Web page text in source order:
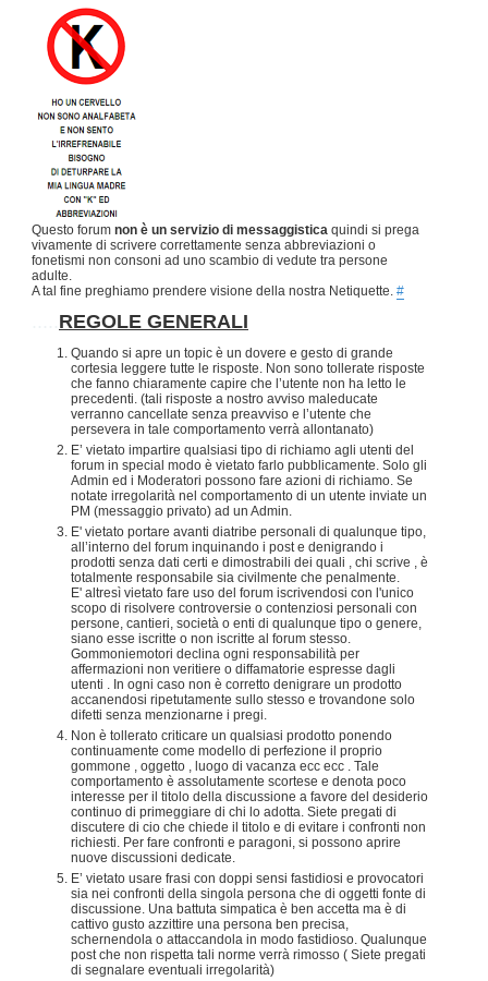
Questo forum non è un servizio di messaggistica quindi si prega
vivamente di scrivere correttamente senza abbreviazioni o
fonetismi non consoni ad uno scambio di vedute tra persone
adulte.
A tal fine preghiamo prendere visione della nostra Netiquette. #
REGOLE GENERALI
Quando si apre un topic è un dovere e gesto di grande
cortesia leggere tutte le risposte. Non sono tollerate risposte
che fanno chiaramente capire che l’utente non ha letto le
precedenti. (tali risposte a nostro avviso maleducate
verranno cancellate senza preavviso e l’utente che
persevera in tale comportamento verrà allontanato)
E’ vietato impartire qualsiasi tipo di richiamo agli utenti del
forum in special modo è vietato farlo pubblicamente. Solo gli
Admin ed i Moderatori possono fare azioni di richiamo. Se
notate irregolarità nel comportamento di un utente inviate un
PM (messaggio privato) ad un Admin.
E' vietato portare avanti diatribe personali di qualunque tipo,
all’interno del forum inquinando i post e denigrando i
prodotti senza dati certi e dimostrabili dei quali , chi scrive , è
totalmente responsabile sia civilmente che penalmente.
E' altresì vietato fare uso del forum iscrivendosi con l'unico
scopo di risolvere controversie o contenziosi personali con
persone, cantieri, società o enti di qualunque tipo o genere,
siano esse iscritte o non iscritte al forum stesso.
Gommoniemotori declina ogni responsabilità per
affermazioni non veritiere o diffamatorie espresse dagli
utenti . In ogni caso non è corretto denigrare un prodotto
accanendosi ripetutamente sullo stesso e trovandone solo
difetti senza menzionarne i pregi.
Non è tollerato criticare un qualsiasi prodotto ponendo
continuamente come modello di perfezione il proprio
gommone , oggetto , luogo di vacanza ecc ecc . Tale
comportamento è assolutamente scortese e denota poco
interesse per il titolo della discussione a favore del desiderio
continuo di primeggiare di chi lo adotta. Siete pregati di
discutere di cio che chiede il titolo e di evitare i confronti non
richiesti. Per fare confronti e paragoni, si possono aprire
nuove discussioni dedicate.
E’ vietato usare frasi con doppi sensi fastidiosi e provocatori
sia nei confronti della singola persona che di oggetti fonte di
discussione. Una battuta simpatica è ben accetta ma è di
cattivo gusto azzittire una persona ben precisa,
schernendola o attaccandola in modo fastidioso. Qualunque
post che non rispetta tali norme verrà rimosso ( Siete pregati
di segnalare eventuali irregolarità)